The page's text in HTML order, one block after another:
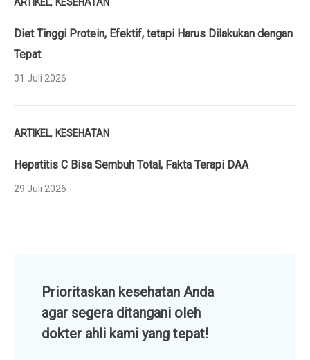
Diet Tinggi Protein, Efektif, tetapi Harus Dilakukan dengan
Tepat
31 Juli 2026
ARTIKEL, KESEHATAN
Hepatitis C Bisa Sembuh Total, Fakta Terapi DAA
29 Juli 2026
Prioritaskan kesehatan Anda
agar segera ditangani oleh
dokter ahli kami yang tepat!